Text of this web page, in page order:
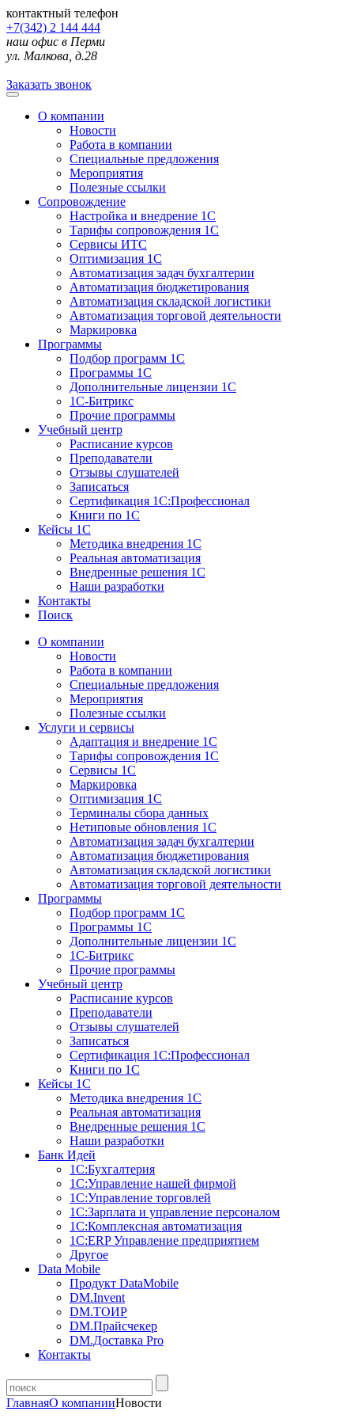
контактный телефон
+7(342) 2 144 444
наш офис в Перми
ул. Малкова, д.28
Заказать звонок
О компании
Новости
Работа в компании
Специальные предложения
Мероприятия
Полезные ссылки
Сопровождение
Настройка и внедрение 1С
Тарифы сопровождения 1С
Сервисы ИТС
Оптимизация 1С
Автоматизация задач бухгалтерии
Автоматизация бюджетирования
Автоматизация складской логистики
Автоматизация торговой деятельности
Маркировка
Программы
Подбор программ 1С
Программы 1С
Дополнительные лицензии 1С
1С-Битрикс
Прочие программы
Учебный центр
Расписание курсов
Преподаватели
Отзывы слушателей
Записаться
Сертификация 1С:Профессионал
Книги по 1С
Кейсы 1С
Методика внедрения 1С
Реальная автоматизация
Внедренные решения 1С
Наши разработки
Контакты
Поиск
О компании
Новости
Работа в компании
Специальные предложения
Мероприятия
Полезные ссылки
Услуги и сервисы
Адаптация и внедрение 1С
Тарифы сопровождения 1С
Сервисы 1С
Маркировка
Оптимизация 1С
Терминалы сбора данных
Нетиповые обновления 1С
Автоматизация задач бухгалтерии
Автоматизация бюджетирования
Автоматизация складской логистики
Автоматизация торговой деятельности
Программы
Подбор программ 1С
Программы 1С
Дополнительные лицензии 1С
1С-Битрикс
Прочие программы
Учебный центр
Расписание курсов
Преподаватели
Отзывы слушателей
Записаться
Сертификация 1С:Профессионал
Книги по 1С
Кейсы 1С
Методика внедрения 1С
Реальная автоматизация
Внедренные решения 1С
Наши разработки
Банк Идей
1С:Бухгалтерия
1С:Управление нашей фирмой
1С:Управление торговлей
1С:Зарплата и управление персоналом
1С:Комплексная автоматизация
1С:ERP Управление предприятием
Другое
Data Mobile
Продукт DataMobile
DM.Invent
DM.ТОИР
DM.Прайсчекер
DM.Доставка Pro
Контакты
ГлавнаяО компанииНовости